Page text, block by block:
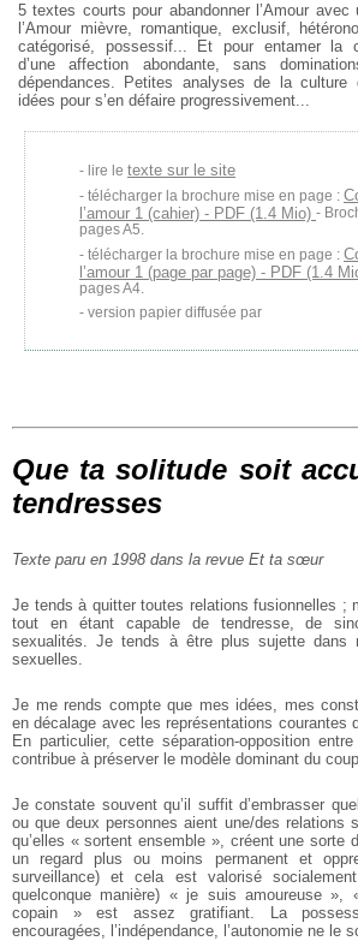
5 textes courts pour abandonner l’Amour avec
l’Amour mièvre, romantique, exclusif,
catégorisé, possessif... Et pour entamer la
d’une affection abondante, sans
dépendances. Petites analyses de la culture
idées pour s’en défaire progressivement...
lire le texte sur le site
télécharger la brochure mise en page :
l’amour 1 (cahier) - PDF (1.4 Mio) -
pages A5.
télécharger la brochure mise en page :
l’amour 1 (page par page) - PDF (1.4
pages A4.
version papier diffusée par
Que ta solitude soit
tendresses
Texte paru en 1998 dans la revue Et ta sœur
Je tends à quitter toutes relations fusionnelles ;
tout en étant capable de tendresse, de
sexualités. Je tends à être plus sujette dans
sexuelles.
Je me rends compte que mes idées, mes
en décalage avec les représentations courantes
En particulier, cette séparation-opposition
contribue à préserver le modèle dominant du
Je constate souvent qu’il suffit d’embrasser
ou que deux personnes aient une/des relations
qu’elles « sortent ensemble », créent une sorte
un regard plus ou moins permanent et
surveillance) et cela est valorisé
quelconque manière) « je suis amoureuse »,
copain » est assez gratifiant. La
encouragées, l’indépendance, l’autonomie ne le